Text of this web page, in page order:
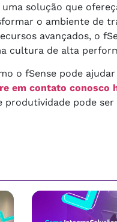
uma solução que
o ambiente de
avançados, o
cultura de alta
o fSense pode
em contato conosco
produtividade pode